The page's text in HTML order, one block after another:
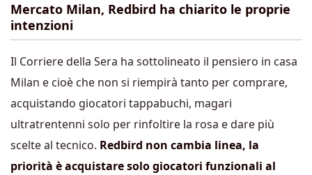
Mercato Milan, Redbird ha chiarito le proprie
intenzioni
Il Corriere della Sera ha sottolineato il pensiero in casa
Milan e cioè che non si riempirà tanto per comprare,
acquistando giocatori tappabuchi, magari
ultratrentenni solo per rinfoltire la rosa e dare più
scelte al tecnico. Redbird non cambia linea, la
priorità è acquistare solo giocatori funzionali al